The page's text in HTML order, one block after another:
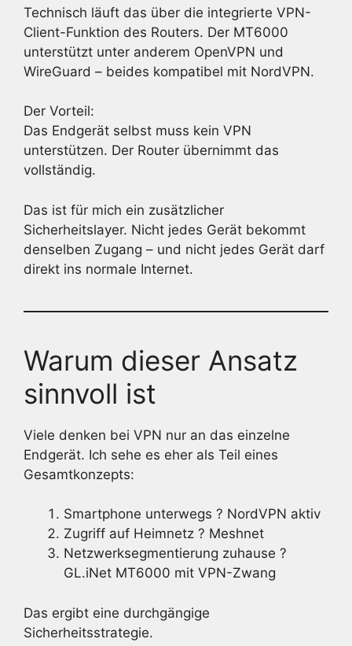
Technisch läuft das über die integrierte VPN-
Client-Funktion des Routers. Der MT6000
unterstützt unter anderem OpenVPN und
WireGuard – beides kompatibel mit NordVPN.
Der Vorteil:
Das Endgerät selbst muss kein VPN
unterstützen. Der Router übernimmt das
vollständig.
Das ist für mich ein zusätzlicher
Sicherheitslayer. Nicht jedes Gerät bekommt
denselben Zugang – und nicht jedes Gerät darf
direkt ins normale Internet.
Warum dieser Ansatz
sinnvoll ist
Viele denken bei VPN nur an das einzelne
Endgerät. Ich sehe es eher als Teil eines
Gesamtkonzepts:
Smartphone unterwegs ? NordVPN aktiv
Zugriff auf Heimnetz ? Meshnet
Netzwerksegmentierung zuhause ?
GL.iNet MT6000 mit VPN-Zwang
Das ergibt eine durchgängige
Sicherheitsstrategie.